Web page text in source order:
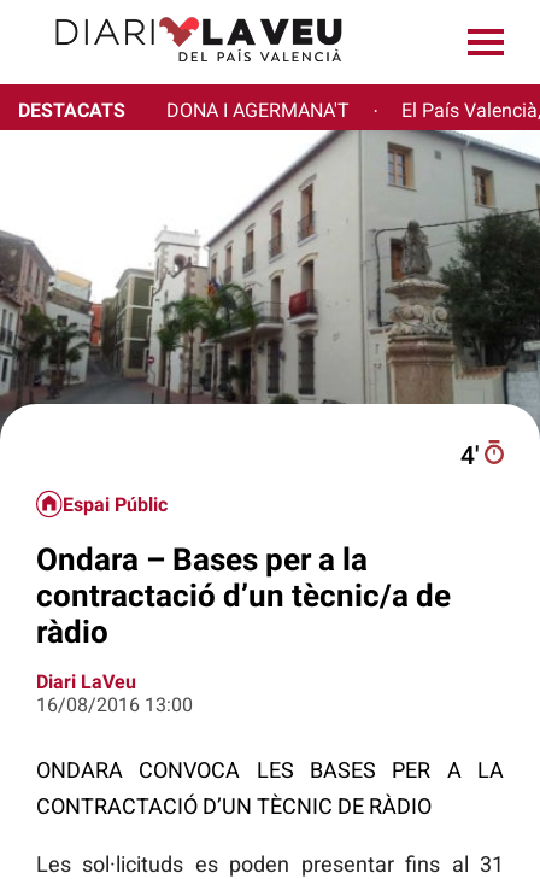
DESTACATS DONA I AGERMANA'T · El País
4′
Espai Públic
Ondara – Bases per a la
contractació d’un tècnic/a de
ràdio
Diari LaVeu
16/08/2016 13:00
ONDARA CONVOCA LES BASES PER A LA
CONTRACTACIÓ D’UN TÈCNIC DE RÀDIO
Les sol·licituds es poden presentar fins al 31